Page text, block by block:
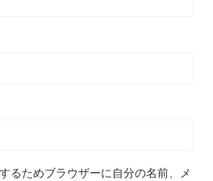
るためブラウザーに自分の名前、メ